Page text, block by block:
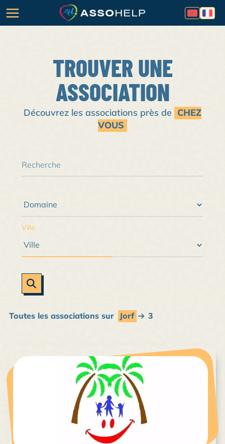
TROUVER UNE
ASSOCIATION
Découvrez les associations près de CHEZ
VOUS
Ville
Toutes les associations sur Jorf 3